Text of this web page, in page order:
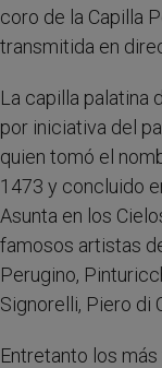
coro de la Capilla
transmitida en
La capilla palatina
por iniciativa del
quien tomó el
1473 y concluido
Asunta en los
famosos artistas
Perugino,
Signorelli, Piero di
Entretanto los